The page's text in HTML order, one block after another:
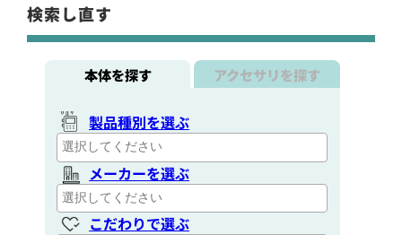
検索し直す
本体を探す アクセサリを探す
製品種別を選ぶ
メーカーを選ぶ
こだわりで選ぶ